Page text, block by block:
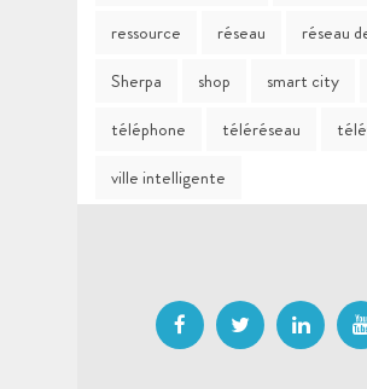
ressource
réseau
réseau
Sherpa
shop smart city
téléphone
téléréseau
ville intelligente